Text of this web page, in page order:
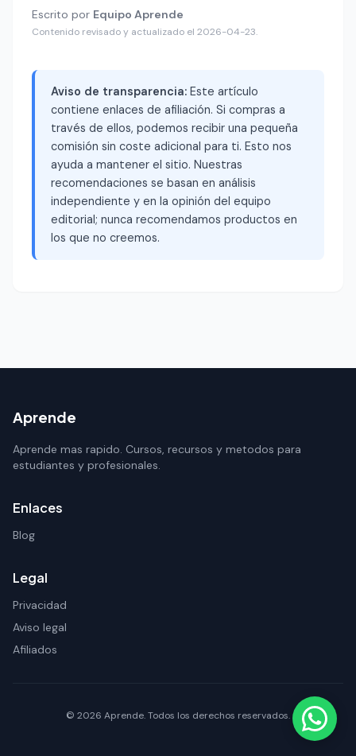
Escrito por Equipo Aprende
Contenido revisado y actualizado el 2026-04-23.
Aviso de transparencia: Este artículo
contiene enlaces de afiliación. Si compras a
través de ellos, podemos recibir una pequeña
comisión sin coste adicional para ti. Esto nos
ayuda a mantener el sitio. Nuestras
recomendaciones se basan en análisis
independiente y en la opinión del equipo
editorial; nunca recomendamos productos en
los que no creemos.
Aprende
Aprende mas rapido. Cursos, recursos y metodos para
estudiantes y profesionales.
Enlaces
Blog
Legal
Privacidad
Aviso legal
Afiliados
© 2026 Aprende. Todos los derechos reservados.